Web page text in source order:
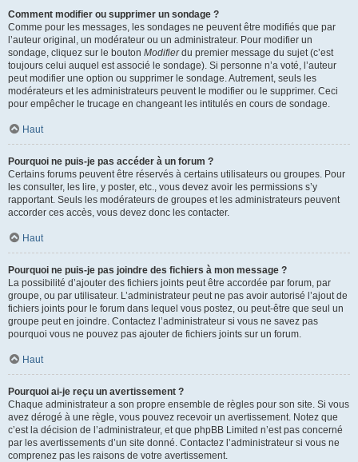
Comment modifier ou supprimer un sondage ?
Comme pour les messages, les sondages ne peuvent être modifiés que par
l’auteur original, un modérateur ou un administrateur. Pour modifier un
sondage, cliquez sur le bouton Modifierdu premier message du sujet (c’est
toujours celui auquel est associé le sondage). Si personne n’a voté, l’auteur
peut modifier une option ou supprimer le sondage. Autrement, seuls les
modérateurs et les administrateurs peuvent le modifier ou le supprimer. Ceci
pour empêcher le trucage en changeant les intitulés en cours de sondage.
Haut
Pourquoi ne puis-je pas accéder à un forum ?
Certains forums peuvent être réservés à certains utilisateurs ou groupes. Pour
les consulter, les lire, y poster, etc., vous devez avoir les permissions s’y
rapportant. Seuls les modérateurs de groupes et les administrateurs peuvent
accorder ces accès, vous devez donc les contacter.
Haut
Pourquoi ne puis-je pas joindre des fichiers à mon message ?
La possibilité d’ajouter des fichiers joints peut être accordée par forum, par
groupe, ou par utilisateur. L’administrateur peut ne pas avoir autorisé l’ajout de
fichiers joints pour le forum dans lequel vous postez, ou peut-être que seul un
groupe peut en joindre. Contactez l’administrateur si vous ne savez pas
pourquoi vous ne pouvez pas ajouter de fichiers joints sur un forum.
Haut
Pourquoi ai-je reçu un avertissement ?
Chaque administrateur a son propre ensemble de règles pour son site. Si vous
avez dérogé à une règle, vous pouvez recevoir un avertissement. Notez que
c’est la décision de l’administrateur, et que phpBB Limited n’est pas concerné
par les avertissements d’un site donné. Contactez l’administrateur si vous ne
comprenez pas les raisons de votre avertissement.